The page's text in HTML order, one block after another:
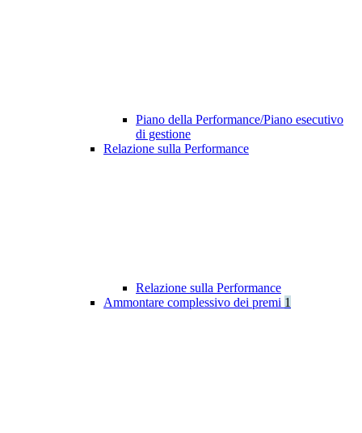
Piano della Performance/Piano esecutivo
di gestione
Relazione sulla Performance
Relazione sulla Performance
Ammontare complessivo dei premi 1